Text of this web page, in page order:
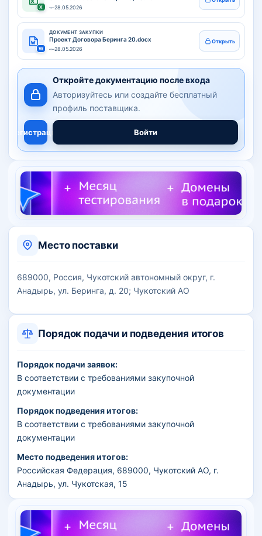
X —28.05.2026
W
ДОКУМЕНТ ЗАКУПКИ
Проект Договора Беринга 20.docx
—28.05.2026
Открыть
Откройте документацию после входа
Авторизуйтесь или создайте бесплатный
профиль поставщика.
Регистрация Войти
Место поставки
689000, Россия, Чукотский автономный округ, г.
Анадырь, ул. Беринга, д. 20; Чукотский АО
Порядок подачи и подведения итогов
Порядок подачи заявок:
В соответствии с требованиями закупочной
документации
Порядок подведения итогов:
В соответствии с требованиями закупочной
документации
Место подведения итогов:
Российская Федерация, 689000, Чукотский АО, г.
Анадырь, ул. Чукотская, 15